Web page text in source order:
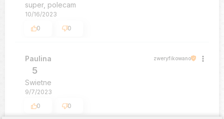
super, polecam
10/16/2023
0
0
Paulina zweryfikowano
5
Swietne
9/7/2023
0
0